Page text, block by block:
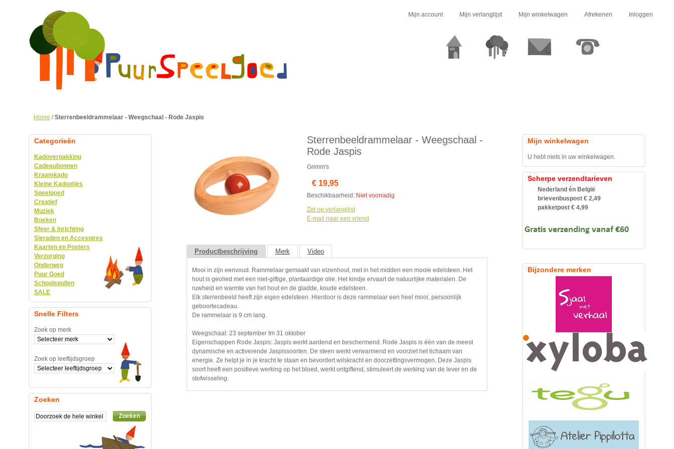
Mijn account Mijn verlanglijst Mijn winkelwagen Afrekenen Inloggen
Home /Sterrenbeeldrammelaar - Weegschaal - Rode Jaspis
Sterrenbeeldrammelaar - Weegschaal -
Rode Jaspis
Grimm's
€ 19,95
Beschikbaarheid: Niet voorradig
Zet op verlanglijst
E-mail naar een vriend
Productbeschrijving Merk Video
Mooi in zijn eenvoud. Rammelaar gemaakt van elzenhout, met in het midden een mooie edelsteen. Het
hout is geolied met een niet-giftige, plantaardige olie. Het kindje ervaart de natuurlijke materialen. De
ruwheid en warmte van het hout en de gladde, koude edelsteen.
Elk sterrenbeeld heeft zijn eigen edelsteen. Hierdoor is deze rammelaar een heel mooi, persoonlijk
geboortecadeau.
De rammelaar is 9 cm lang.
Weegschaal: 23 september tm 31 oktober
Eigenschappen Rode Jaspis: Jaspis werkt aardend en beschermend. Rode Jaspis is één van de meest
dynamische en activerende Jaspissoorten. De steen werkt verwarmend en voorziet het lichaam van
energie. Ze helpt je in je kracht te staan en bevordert wilskracht en doorzettingsvermogen. Deze Jaspis
soort heeft een positieve werking op het bloed, werkt ontgiftend, stimuleert de werking van de lever en de
stofwisseling.
Categorieën
Kadoverpakking
Cadeaubonnen
Kraamkado
Kleine Kadootjes
Speelgoed
Creatief
Muziek
Boeken
Sfeer & Inrichting
Sieraden en Accesoires
Kaarten en Posters
Verzorging
Onderweg
Puur Goed
Schoolspullen
SALE
Snelle Filters
Zoek op merk
Zoek op leeftijdsgroep
Zoeken
Zoeken
Mijn winkelwagen
U hebt niets in uw winkelwagen.
Scherpe verzendtarieven
Nederland én België
brievenbuspost € 2,49
pakketpost € 4,99
Bijzondere merken